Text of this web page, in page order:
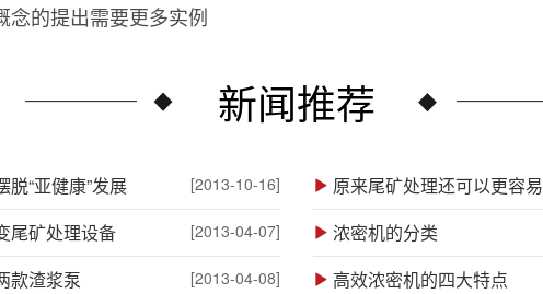
念的提出需要更多实例
新闻推荐
“亚健康”发展 [2013-10-16] 原来尾矿处理还可以更容易
尾矿处理设备 [2013-04-07] 浓密机的分类
款渣浆泵 [2013-04-08] 高效浓密机的四大特点